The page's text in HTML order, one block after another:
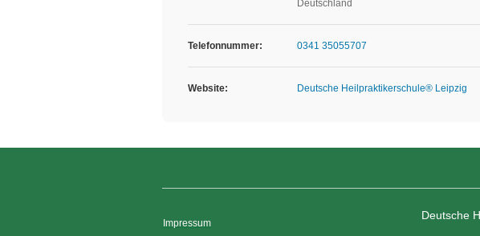
Deutschland
Telefonnummer: 0341 35055707
Website: Deutsche Heilpraktikerschule® Leipzig
Impressum
Deutsche